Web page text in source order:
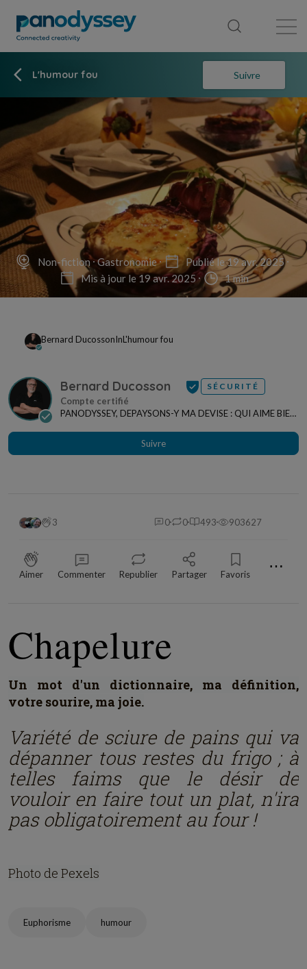
L'humour fou Suivre
Non-fiction Gastronomie
Publié le 19 avr. 2025
Mis à jour le 19 avr. 2025
1 min
Bernard DucossonInL'humour fou
Bernard Ducosson SÉCURITÉ
PANODYSSEY, DEPAYSONS-Y MA DEVISE : QUI AIME BIEN,
Suivre
3 0 0 493 903627
Aimer Commenter Republier Partager Favoris ⋯
Chapelure
Un mot d'un dictionnaire, ma définition,
votre sourire, ma joie.
Variété de sciure de pains qui va
dépanner tous restes du frigo ; à
telles faims que le désir de
vouloir en faire tout un plat, n'ira
pas obligatoirement au four !
Photo de Pexels
Euphorisme humour